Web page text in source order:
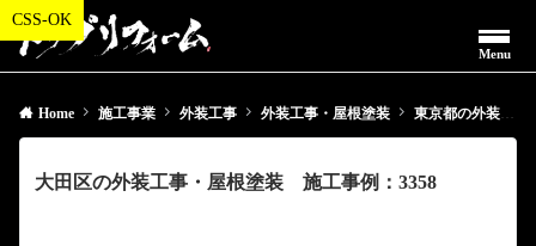
Menu
Home 施工事業 外装工事 外装工事・屋根塗装 東京都の外装工事・屋根塗装
大田区の外装工事・屋根塗装 施工事例：3358